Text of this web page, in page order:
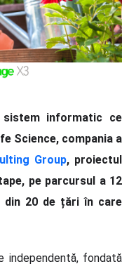
sistem informatic ce
Science, compania a
Group, proiectul
pe parcursul a 12
20 de țări în care
independentă, fondată